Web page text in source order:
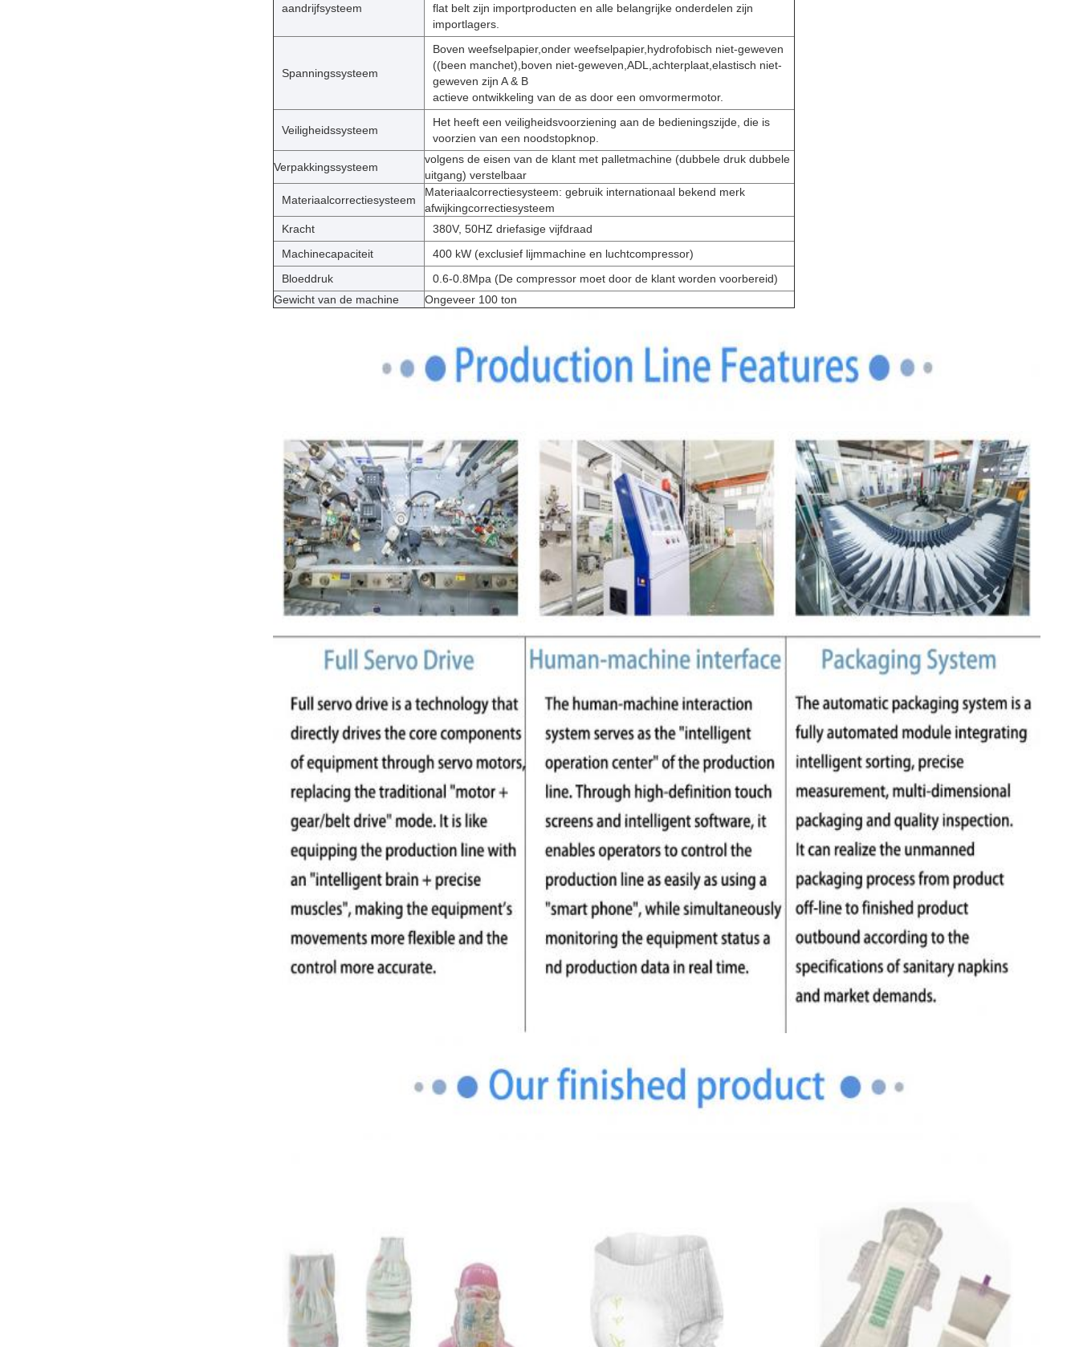
aandrijfsysteem
flat belt zijn importproducten en alle belangrijke onderdelen zijn
importlagers.
Spanningssysteem
Boven weefselpapier,onder weefselpapier,hydrofobisch niet-geweven
((been manchet),boven niet-geweven,ADL,achterplaat,elastisch niet-
geweven zijn A & B
actieve ontwikkeling van de as door een omvormermotor.
Veiligheidssysteem
Het heeft een veiligheidsvoorziening aan de bedieningszijde, die is
voorzien van een noodstopknop.
Verpakkingssysteem
volgens de eisen van de klant met palletmachine (dubbele druk dubbele
uitgang) verstelbaar
Materiaalcorrectiesysteem
Materiaalcorrectiesysteem: gebruik internationaal bekend merk
afwijkingcorrectiesysteem
Kracht
380V, 50HZ driefasige vijfdraad
Machinecapaciteit
400 kW (exclusief lijmmachine en luchtcompressor)
Bloeddruk
0.6-0.8Mpa (De compressor moet door de klant worden voorbereid)
Gewicht van de machine
Ongeveer 100 ton